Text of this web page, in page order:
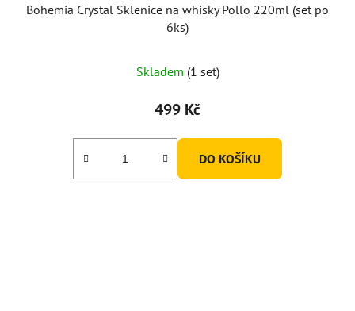
Bohemia Crystal Sklenice na whisky Pollo 220ml (set po
6ks)
Skladem (1 set)
499 Kč
DO KOŠÍKU